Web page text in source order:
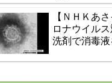
【ＮＨＫあ
ロナウイル
洗剤で消毒